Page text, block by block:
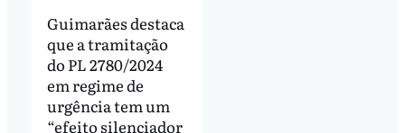
Guimarães destaca
que a tramitação
do PL 2780/2024
em regime de
urgência tem um
“efeito silenciador